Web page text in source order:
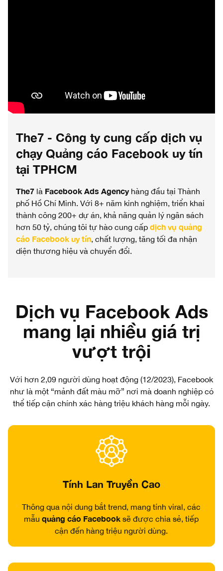
The7 - Công ty cung cấp dịch vụ
chạy Quảng cáo Facebook uy tín
tại TPHCM
The7 là Facebook Ads Agencyhàng đầu tại Thành
phố Hồ Chí Minh. Với 8+ năm kinh nghiệm, triển khai
thành công 200+ dự án, khả năng quản lý ngân sách
hơn 50 tỷ, chúng tôi tự hào cung cấp dịch vụ quảng
cáo Facebook uy tín, chất lượng, tăng tối đa nhận
diện thương hiệu và chuyển đổi.
Dịch vụ Facebook Ads
mang lại nhiều giá trị
vượt trội
Với hơn 2,09 người dùng hoạt động (12/2023), Facebook
như là một “mảnh đất màu mỡ” nơi mà doanh nghiệp có
thể tiếp cận chính xác hàng triệu khách hàng mỗi ngày.
Tính Lan Truyền Cao
Thông qua nội dung bắt trend, mang tính viral, các
mẫuquảng cáo Facebook sẽ được chia sẻ, tiếp
cận đến hàng triệu người dùng.